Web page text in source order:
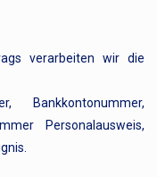
verarbeiten wir die
Bankkontonummer,
Personalausweis,